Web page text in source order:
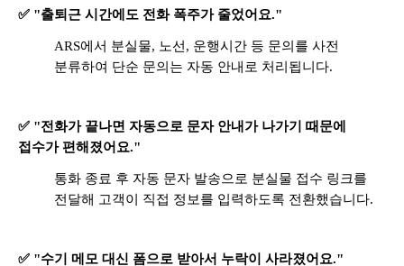
✅ "출퇴근 시간에도 전화 폭주가 줄었어요."
ARS에서 분실물, 노선, 운행시간 등 문의를 사전
분류하여 단순 문의는 자동 안내로 처리됩니다.
✅ "전화가 끝나면 자동으로 문자 안내가 나가기 때문에
접수가 편해졌어요."
통화 종료 후 자동 문자 발송으로 분실물 접수 링크를
전달해 고객이 직접 정보를 입력하도록 전환했습니다.
✅ "수기 메모 대신 폼으로 받아서 누락이 사라졌어요."